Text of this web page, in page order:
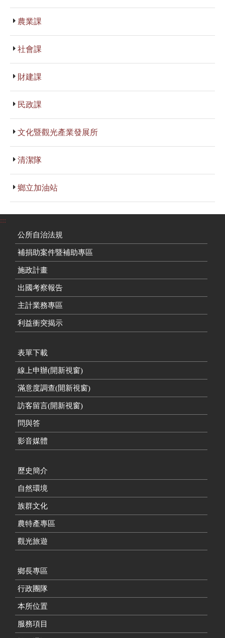
農業課
社會課
財建課
民政課
文化暨觀光產業發展所
清潔隊
鄉立加油站
:::
公所自治法規
補捐助案件暨補助專區
施政計畫
出國考察報告
主計業務專區
利益衝突揭示
表單下載
線上申辦(開新視窗)
滿意度調查(開新視窗)
訪客留言(開新視窗)
問與答
影音媒體
歷史簡介
自然環境
族群文化
農特產專區
觀光旅遊
鄉長專區
行政團隊
本所位置
服務項目